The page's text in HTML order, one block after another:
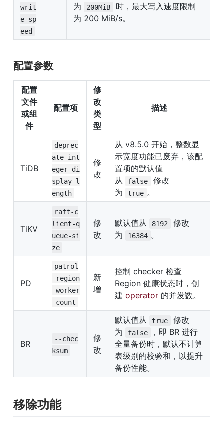
writ
e_sp
eed
为
200MiB
时，最大写入速度限制
为 200 MiB/s。
配置参数
配置
文件
或组
件
配置项
修
改
类
型
描述
TiDB
deprec
ate-int
eger-di
splay-l
ength
修
改
从 v8.5.0 开始，整数显
示宽度功能已废弃，该配
置项的默认值
从
false
修改
为
true 。
TiKV
raft-c
lient-q
ueue-si
ze
修
改
默认值从 8192
修改
为
16384 。
PD
patrol
-region
-worker
-count
新
增
控制 checker 检查
Region 健康状态时，创
建 operator 的并发数。
BR
--chec
ksum
修
改
默认值从 true
修改
为
false
，即 BR 进行
全量备份时，默认不计算
表级别的校验和，以提升
备份性能。
移除功能